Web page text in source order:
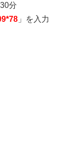
分
」を入力